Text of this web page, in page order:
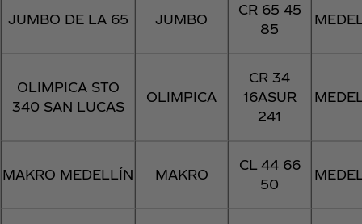
JUMBO DE LA 65 JUMBO
CR 65 45
85
OLIMPICA STO
340 SAN LUCAS
OLIMPICA
CR 34
16ASUR
241
MAKRO MEDELLÍN MAKRO
CL 44 66
50